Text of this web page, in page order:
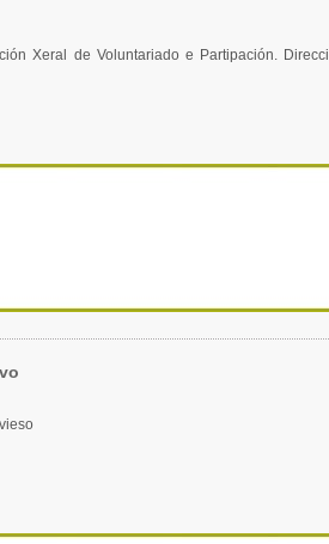
Xeral de Voluntariado e Partipación.